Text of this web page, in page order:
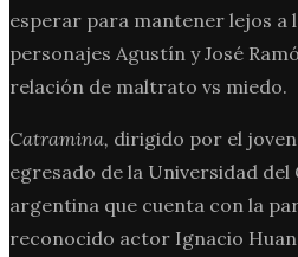
esperar para mantener lejos a
personajes Agustín y José
relación de maltrato vs miedo.
Catramina, dirigido por el
egresado de la Universidad del
argentina que cuenta con la
reconocido actor Ignacio